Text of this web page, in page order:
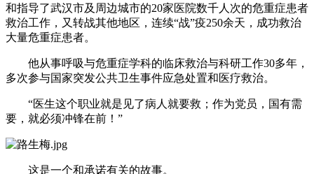
和指导了武汉市及周边城市的20家医院数千人次的危重症患者
救治工作，又转战其他地区，连续“战”疫250余天，成功救治
大量危重症患者。
他从事呼吸与危重症学科的临床救治与科研工作30多年，
多次参与国家突发公共卫生事件应急处置和医疗救治。
“医生这个职业就是见了病人就要救；作为党员，国有需
要，就必须冲锋在前！”
这是一个和承诺有关的故事。